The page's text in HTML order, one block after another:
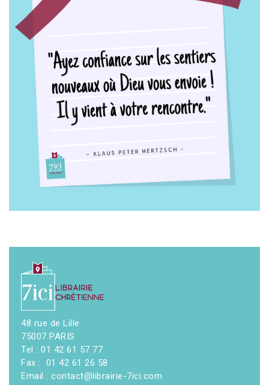
48 rue de Lille
75007 PARIS
Tel : 01 42 61 57 77
Fax : 01 42 61 26 58
Email : contact@librairie-7ici.com